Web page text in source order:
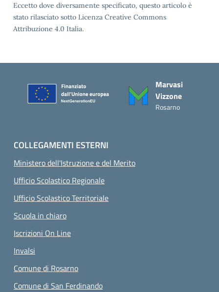
Eccetto dove diversamente specificato, questo articolo è
stato rilasciato sotto Licenza Creative Commons
Attribuzione 4.0 Italia.
Marvasi
Vizzone
Rosarno
COLLEGAMENTI ESTERNI
Ministero dell'Istruzione e del Merito
Ufficio Scolastico Regionale
Ufficio Scolastico Territoriale
Scuola in chiaro
Iscrizioni On Line
Invalsi
Comune di Rosarno
Comune di San Ferdinando